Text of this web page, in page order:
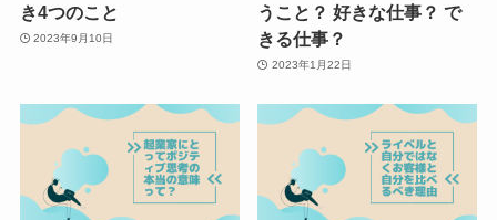
き4つのこと
2023年9月10日
うこと？ 好きな仕事？ で
きる仕事？
2023年1月22日